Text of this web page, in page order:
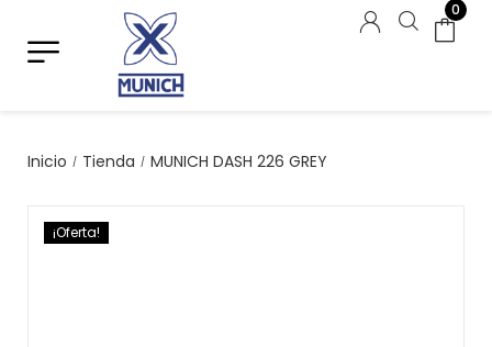
0
Inicio / Tienda / MUNICH DASH 226 GREY
¡Oferta!